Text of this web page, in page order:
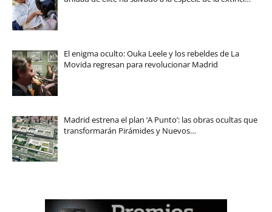
El enigma oculto: Ouka Leele y los rebeldes de La
Movida regresan para revolucionar Madrid
Madrid estrena el plan ‘A Punto’: las obras ocultas que
transformarán Pirámides y Nuevos…